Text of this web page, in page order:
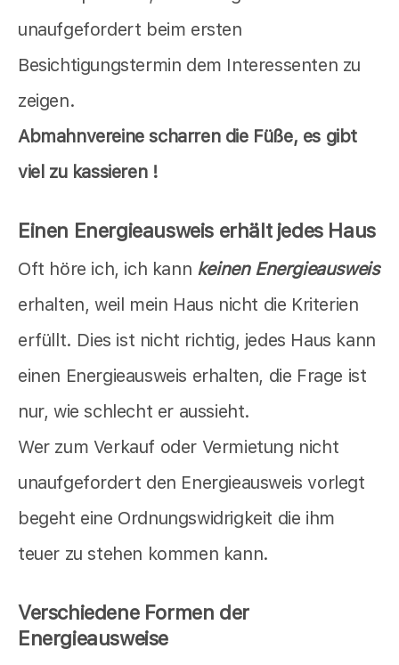
unaufgefordert beim ersten
Besichtigungstermin dem Interessenten zu
zeigen.
Abmahnvereine scharren die Füße, es gibt
viel zu kassieren !
Einen Energieausweis erhält jedes Haus
Oft höre ich, ich kann keinen Energieausweis
erhalten, weil mein Haus nicht die Kriterien
erfüllt. Dies ist nicht richtig, jedes Haus kann
einen Energieausweis erhalten, die Frage ist
nur, wie schlecht er aussieht.
Wer zum Verkauf oder Vermietung nicht
unaufgefordert den Energieausweis vorlegt
begeht eine Ordnungswidrigkeit die ihm
teuer zu stehen kommen kann.
Verschiedene Formen der
Energieausweise